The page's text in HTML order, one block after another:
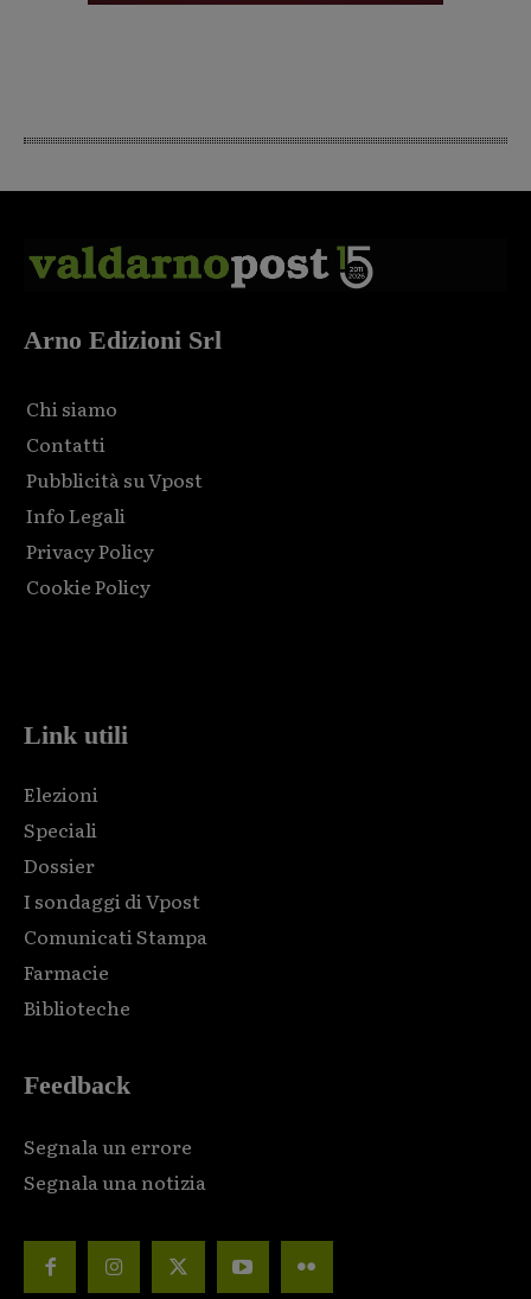
Arno Edizioni Srl
Chi siamo
Contatti
Pubblicità su Vpost
Info Legali
Privacy Policy
Cookie Policy
Link utili
Elezioni
Speciali
Dossier
I sondaggi di Vpost
Comunicati Stampa
Farmacie
Biblioteche
Feedback
Segnala un errore
Segnala una notizia